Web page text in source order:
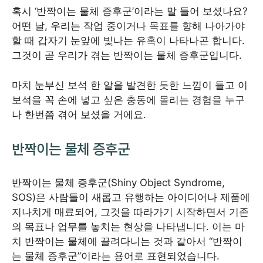
혹시 ‘반짝이는 물체 증후군’이라는 말 들어 보셨나요?
어떤 날, 우리는 작업 중이거나 목표를 향해 나아가야
할 때 갑자기 눈앞에 빛나는 유혹이 나타나곤 합니다.
그것이 곧 우리가 겪는 반짝이는 물체 증후군입니다.
마치 눈부신 보석 한 알을 발견한 듯한 느낌이 들고 이
보석을 꼭 손에 넣고 싶은 충동에 몰리는 경험을 누구
나 한번쯤 겪어 보셨을 거에요.
반짝이는 물체 증후군
반짝이는 물체 증후군(Shiny Object Syndrome,
SOS)은 사람들이 새롭고 유행하는 아이디어나 제품에
지나치게 매료되어, 그것을 따라가기 시작하면서 기존
의 목표나 업무를 놓치는 현상을 나타냅니다. 이는 마
치 반짝이는 물체에 끌려다니는 것과 같아서 “반짝이
는 물체 증후군”이라는 용어로 표현되었습니다.